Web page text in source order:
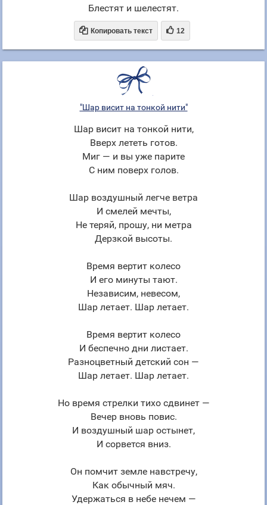
Блестят и шелестят.
 Копировать текст  12
"Шар висит на тонкой нити"
Шар висит на тонкой нити,
Вверх лететь готов.
Миг — и вы уже парите
С ним поверх голов.
Шар воздушный легче ветра
И смелей мечты,
Не теряй, прошу, ни метра
Дерзкой высоты.
Время вертит колесо
И его минуты тают.
Независим, невесом,
Шар летает. Шар летает.
Время вертит колесо
И беспечно дни листает.
Разноцветный детский сон —
Шар летает. Шар летает.
Но время стрелки тихо сдвинет —
Вечер вновь повис.
И воздушный шар остынет,
И сорвется вниз.
Он помчит земле навстречу,
Как обычный мяч.
Удержаться в небе нечем —